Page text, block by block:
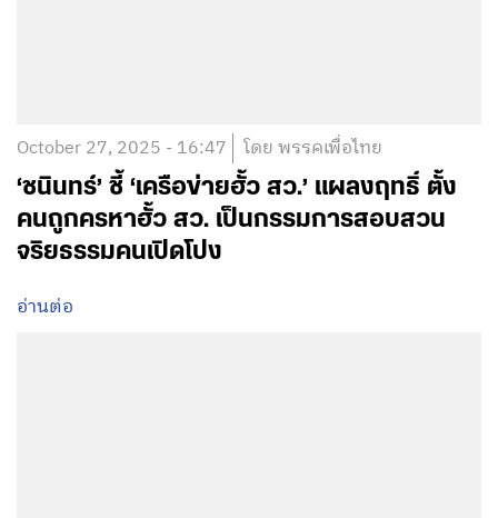
October 27, 2025 - 16:47 โดย พรรคเพื่อไทย
‘ชนินทร์’ ชี้ ‘เครือข่ายฮั้ว สว.’ แผลงฤทธิ์ ตั้ง
คนถูกครหาฮั้ว สว. เป็นกรรมการสอบสวน
จริยธรรมคนเปิดโปง
อ่านต่อ